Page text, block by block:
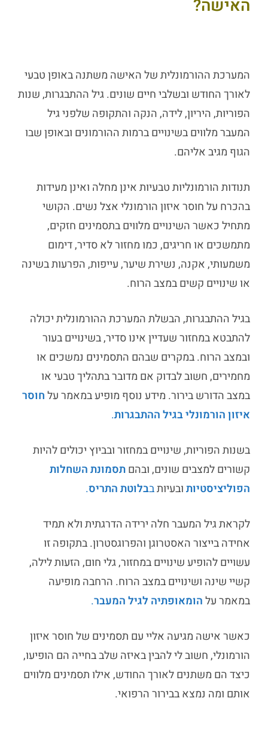
האישה?
המערכת ההורמונלית של האישה משתנה באופן טבעי
לאורך החודש ובשלבי חיים שונים. גיל ההתבגרות, שנות
הפוריות, היריון, לידה, הנקה והתקופה שלפני גיל
המעבר מלווים בשינויים ברמות ההורמונים ובאופן שבו
הגוף מגיב אליהם.
תנודות הורמונליות טבעיות אינן מחלה ואינן מעידות
בהכרח על חוסר איזון הורמונלי אצל נשים. הקושי
מתחיל כאשר השינויים מלווים בתסמינים חזקים,
מתמשכים או חריגים, כמו מחזור לא סדיר, דימום
משמעותי, אקנה, נשירת שיער, עייפות, הפרעות בשינה
או שינויים קשים במצב הרוח.
בגיל ההתבגרות, הבשלת המערכת ההורמונלית יכולה
להתבטא במחזור שעדיין אינו סדיר, בשינויים בעור
ובמצב הרוח. במקרים שבהם התסמינים נמשכים או
מחמירים, חשוב לבדוק אם מדובר בתהליך טבעי או
במצב הדורש בירור. מידע נוסף מופיע במאמר עלחוסר
איזון הורמונלי בגיל ההתבגרות.
בשנות הפוריות, שינויים במחזור ובביוץ יכולים להיות
קשורים למצבים שונים, ובהםתסמונת השחלות
הפוליציסטיותובעיותבבלוטת התריס.
לקראת גיל המעבר חלה ירידה הדרגתית ולא תמיד
אחידה בייצור האסטרוגן והפרוגסטרון. בתקופה זו
עשויים להופיע שינויים במחזור, גלי חום, הזעות לילה,
קשיי שינה ושינויים במצב הרוח. הרחבה מופיעה
במאמר עלהומאופתיה לגיל המעבר.
כאשר אישה מגיעה אליי עם תסמינים של חוסר איזון
הורמונלי, חשוב לי להבין באיזה שלב בחייה הם הופיעו,
כיצד הם משתנים לאורך החודש, אילו תסמינים מלווים
אותם ומה נמצא בבירור הרפואי.